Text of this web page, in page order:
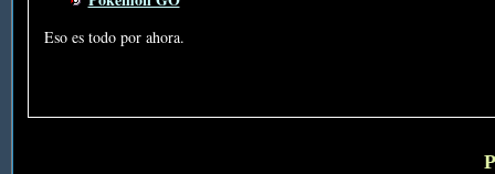
Eso es todo por ahora.